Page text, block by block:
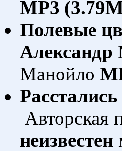
MP3
Полевые
Манойло
Авторская
неизвестен